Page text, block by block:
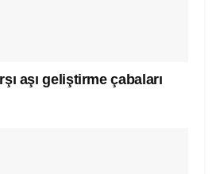
aşı geliştirme çabaları